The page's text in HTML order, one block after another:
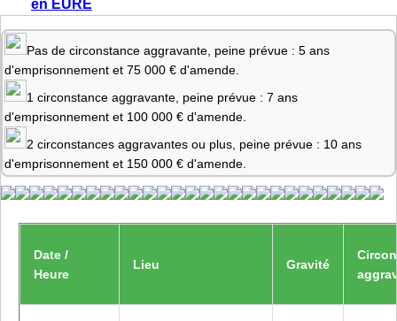
Pas de circonstance aggravante, peine prévue : 5 ans
d'emprisonnement et 75 000 € d'amende.
1 circonstance aggravante, peine prévue : 7 ans
d'emprisonnement et 100 000 € d'amende.
2 circonstances aggravantes ou plus, peine prévue : 10 ans
d'emprisonnement et 150 000 € d'amende.
Date /
Heure
Lieu Gravité